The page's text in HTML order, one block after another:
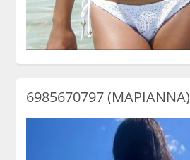
6985670797 (ΜΑΡΙΑΝΝΑ)